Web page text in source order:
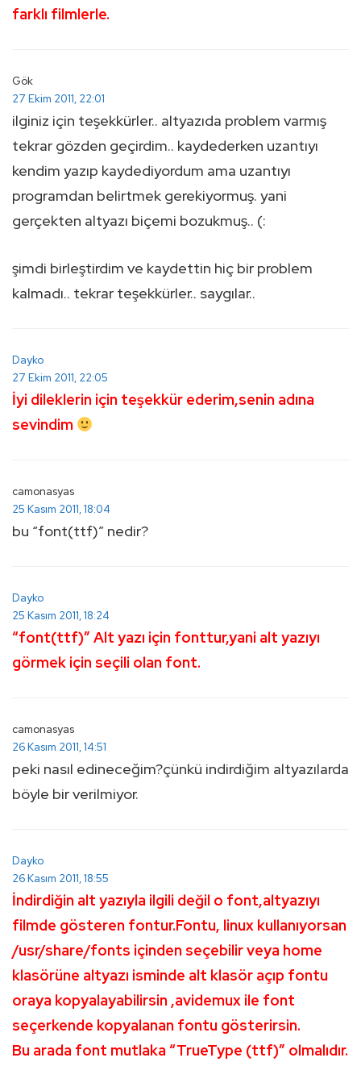
farklı filmlerle.
Gök
27 Ekim 2011, 22:01
ilginiz için teşekkürler.. altyazıda problem varmış
tekrar gözden geçirdim.. kaydederken uzantıyı
kendim yazıp kaydediyordum ama uzantıyı
programdan belirtmek gerekiyormuş. yani
gerçekten altyazı biçemi bozukmuş.. (:
şimdi birleştirdim ve kaydettin hiç bir problem
kalmadı.. tekrar teşekkürler.. saygılar..
Dayko
27 Ekim 2011, 22:05
İyi dileklerin için teşekkür ederim,senin adına
sevindim
camonasyas
25 Kasım 2011, 18:04
bu “font(ttf)” nedir?
Dayko
25 Kasım 2011, 18:24
“font(ttf)” Alt yazı için fonttur,yani alt yazıyı
görmek için seçili olan font.
camonasyas
26 Kasım 2011, 14:51
peki nasıl edineceğim?çünkü indirdiğim altyazılarda
böyle bir verilmiyor.
Dayko
26 Kasım 2011, 18:55
İndirdiğin alt yazıyla ilgili değil o font,altyazıyı
filmde gösteren fontur.Fontu, linux kullanıyorsan
/usr/share/fonts içinden seçebilir veya home
klasörüne altyazı isminde alt klasör açıp fontu
oraya kopyalayabilirsin ,avidemux ile font
seçerkende kopyalanan fontu gösterirsin.
Bu arada font mutlaka “TrueType (ttf)” olmalıdır.